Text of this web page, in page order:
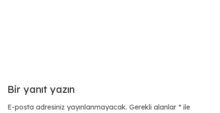
Bir yanıt yazın
E-posta adresiniz yayınlanmayacak. Gerekli alanlar * ile